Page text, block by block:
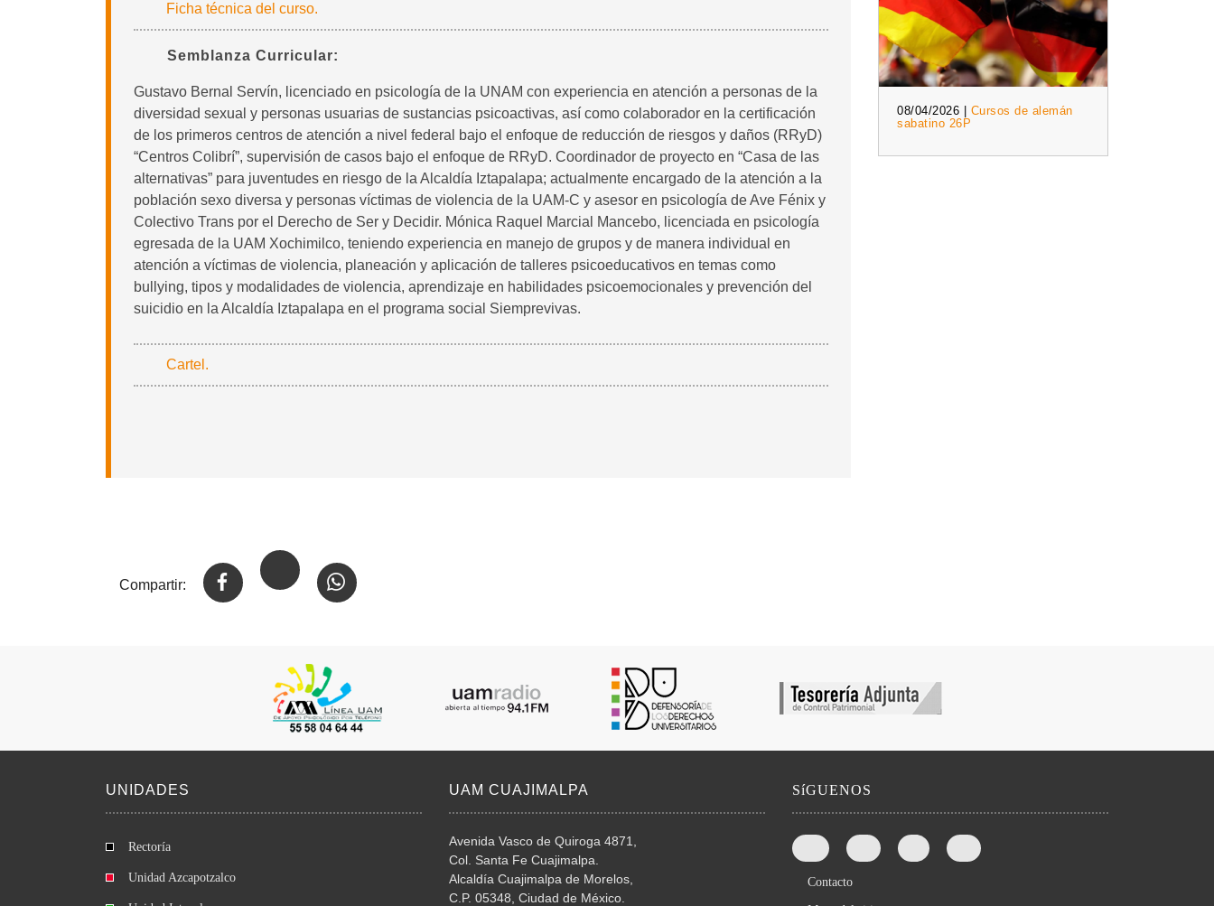
Ficha técnica del curso.
Semblanza Curricular:
Gustavo Bernal Servín, licenciado en psicología de la UNAM con experiencia en atención a personas de la
diversidad sexual y personas usuarias de sustancias psicoactivas, así como colaborador en la certificación
de los primeros centros de atención a nivel federal bajo el enfoque de reducción de riesgos y daños (RRyD)
“Centros Colibrí”, supervisión de casos bajo el enfoque de RRyD. Coordinador de proyecto en “Casa de las
alternativas” para juventudes en riesgo de la Alcaldía Iztapalapa; actualmente encargado de la atención a la
población sexo diversa y personas víctimas de violencia de la UAM-C y asesor en psicología de Ave Fénix y
Colectivo Trans por el Derecho de Ser y Decidir. Mónica Raquel Marcial Mancebo, licenciada en psicología
egresada de la UAM Xochimilco, teniendo experiencia en manejo de grupos y de manera individual en
atención a víctimas de violencia, planeación y aplicación de talleres psicoeducativos en temas como
bullying, tipos y modalidades de violencia, aprendizaje en habilidades psicoemocionales y prevención del
suicidio en la Alcaldía Iztapalapa en el programa social Siemprevivas.
Cartel.
Compartir:
08/04/2026 | Cursos de alemán
sabatino 26P
UNIDADES
Rectoría
Unidad Azcapotzalco
UAM CUAJIMALPA
Avenida Vasco de Quiroga 4871,
Col. Santa Fe Cuajimalpa.
Alcaldía Cuajimalpa de Morelos,
C.P. 05348, Ciudad de México.
SíGUENOS
Contacto